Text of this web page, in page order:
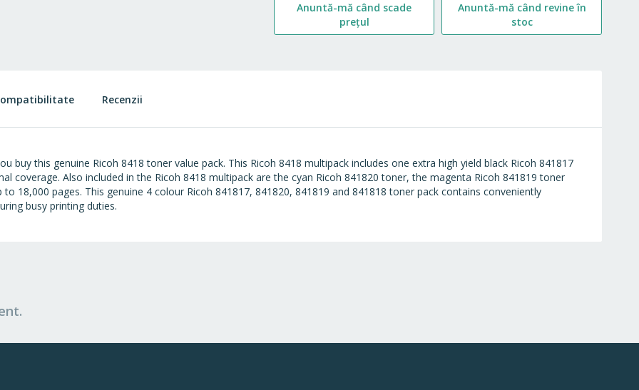
Anuntă-mă când scade
prețul
Anuntă-mă când revine în
stoc
buy this genuine Ricoh 8418 toner value pack. This Ricoh 8418 multipack includes one extra high yield black Ricoh 841817
coverage. Also included in the Ricoh 8418 multipack are the cyan Ricoh 841820 toner, the magenta Ricoh 841819 toner
18,000 pages. This genuine 4 colour Ricoh 841817, 841820, 841819 and 841818 toner pack contains conveniently
busy printing duties.
Recenzii